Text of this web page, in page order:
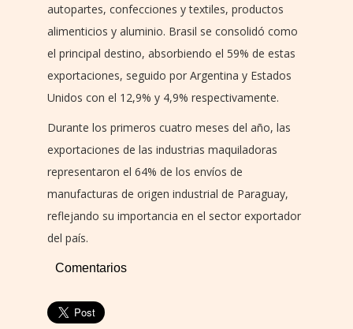
autopartes, confecciones y textiles, productos
alimenticios y aluminio. Brasil se consolidó como
el principal destino, absorbiendo el 59% de estas
exportaciones, seguido por Argentina y Estados
Unidos con el 12,9% y 4,9% respectivamente.
Durante los primeros cuatro meses del año, las
exportaciones de las industrias maquiladoras
representaron el 64% de los envíos de
manufacturas de origen industrial de Paraguay,
reflejando su importancia en el sector exportador
del país.
Comentarios